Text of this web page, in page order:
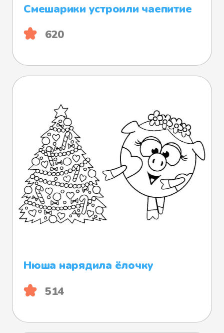
Смешарики устроили чаепитие
620
Нюша нарядила ёлочку
514